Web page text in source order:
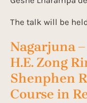
The talk will be
Nagarjuna
H.E. Zong
Shenphen
Course in